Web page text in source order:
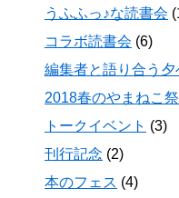
うふふっ♪な読書会
コラボ読書会 (6)
編集者と語り合う夕
2018春のやまねこ祭
トークイベント (3)
刊行記念 (2)
本のフェス (4)